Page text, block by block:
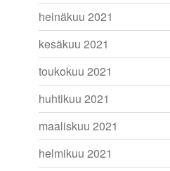
heinäkuu 2021
kesäkuu 2021
toukokuu 2021
huhtikuu 2021
maaliskuu 2021
helmikuu 2021